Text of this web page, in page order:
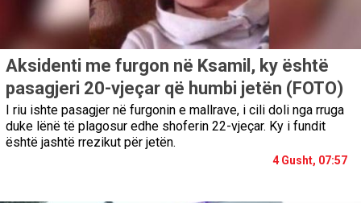
Aksidenti me furgon në Ksamil, ky është
pasagjeri 20-vjeçar që humbi jetën (FOTO)
I riu ishte pasagjer në furgonin e mallrave, i cili doli nga rruga
duke lënë të plagosur edhe shoferin 22-vjeçar. Ky i fundit
është jashtë rrezikut për jetën.
4 Gusht, 07:57